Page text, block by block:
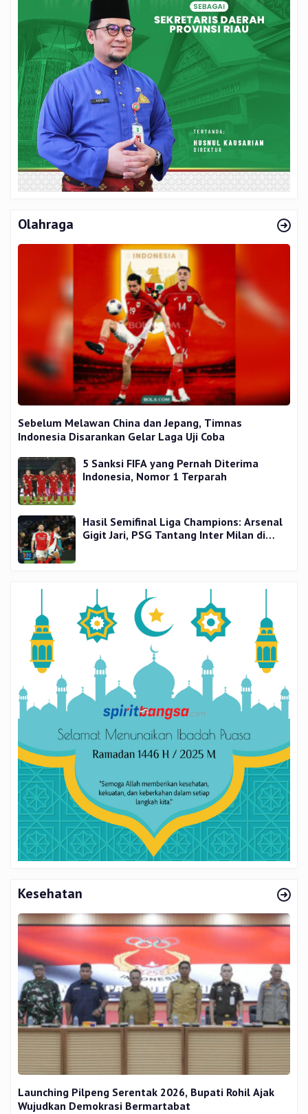
Olahraga
Sebelum Melawan China dan Jepang, Timnas
Indonesia Disarankan Gelar Laga Uji Coba
5 Sanksi FIFA yang Pernah Diterima
Indonesia, Nomor 1 Terparah
Hasil Semifinal Liga Champions: Arsenal
Gigit Jari, PSG Tantang Inter Milan di
Kesehatan
Launching Pilpeng Serentak 2026, Bupati Rohil Ajak
Wujudkan Demokrasi Bermartabat